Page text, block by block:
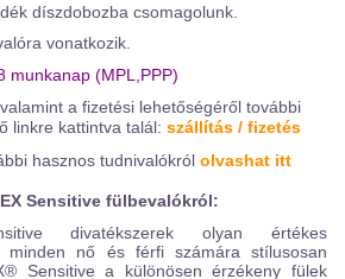
díszdobozba csomagolunk.
vonatkozik.
munkanap (MPL,PPP)
a fizetési lehetőségéről további
linkre kattintva talál: szállítás / fizetés
hasznos tudnivalókról olvashat itt
Sensitive fülbevalókról:
divatékszerek olyan értékes
minden nő és férfi számára stílusosan
Sensitive a különösen érzékeny fülek